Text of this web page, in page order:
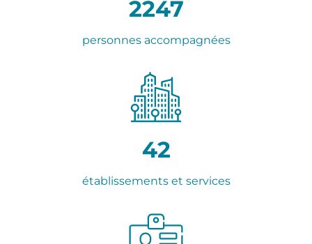
2247
personnes accompagnées
42
établissements et services